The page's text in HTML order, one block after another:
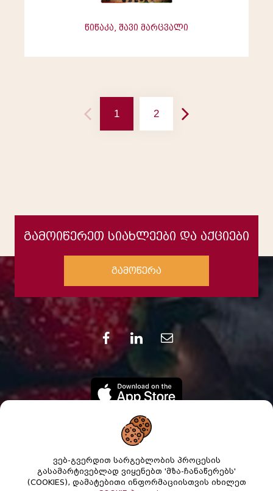
წიწაკა, შავი მარცვალი
1 2
ვებ-გვერდით სარგებლობის პროცესის
გასამარტივებლად ვიყენებთ 'მზა-ჩანაწერებს'
(COOKIES), დამატებითი ინფორმაციისთვის იხილეთ
გამოიწერეთ სიახლეები და აქციები
გამოწერა